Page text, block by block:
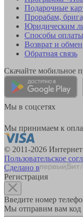
Подарочные
Прорабам,
Юридическим
Способы оплаты
Возврат и обмен
Обратная связь
Скачайте мобильное
Мы в соцсетях
Мы принимаем к
© 2011-2026
Пользовательское
Сделано в
Регистрация
Введите номер
Мы отправим вам код